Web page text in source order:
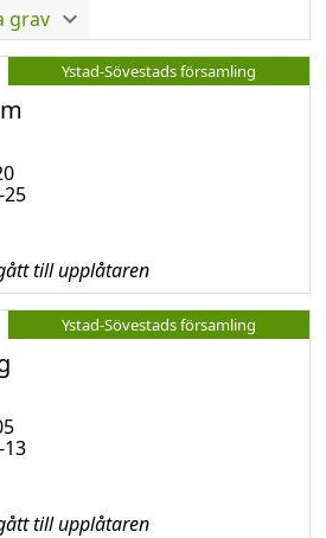
grav
Ystad-Sövestads församling
25
till upplåtaren
Ystad-Sövestads församling
13
till upplåtaren